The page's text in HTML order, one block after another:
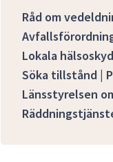
Råd om
Lokala
Söka tillstånd |
Länsstyrelsen